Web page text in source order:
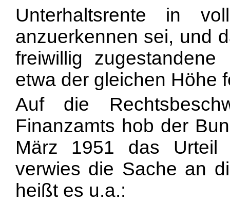
Unterhaltsrente in
anzuerkennen sei, und
freiwillig
etwa der gleichen Höhe
Auf die
Finanzamts hob der
März 1951 das Urteil
verwies die Sache an
heißt es u.a.: